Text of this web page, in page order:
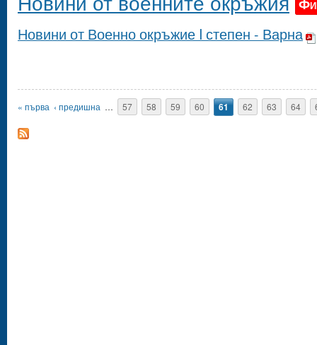
Новини от Военно окръжие I степен - Варна
Страници
« първа ‹ предишна … 57 58 59 60 61 62 63 64